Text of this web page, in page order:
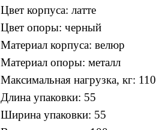
Цвет корпуса: латте
Цвет опоры: черный
Материал корпуса: велюр
Материал опоры: металл
Максимальная нагрузка, кг: 110
Длина упаковки: 55
Ширина упаковки: 55